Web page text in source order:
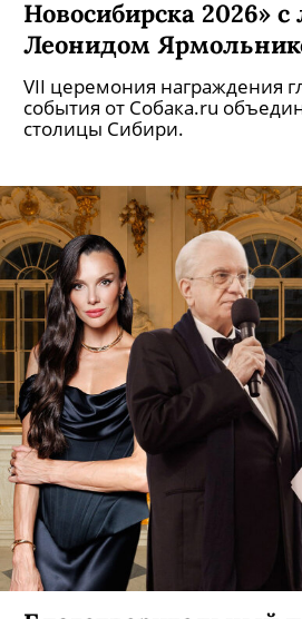
Новосибирска 2026»
Леонидом
VII церемония награждения
события от Собака.ru
столицы Сибири.